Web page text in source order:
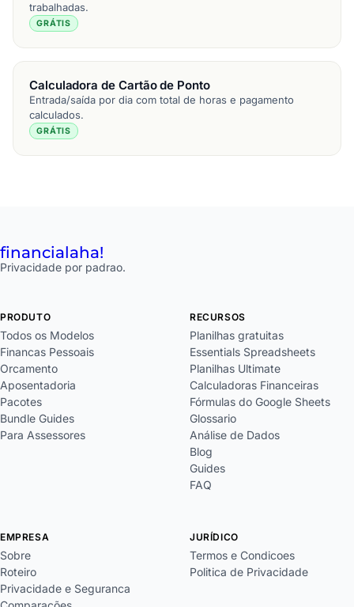
trabalhadas.
GRÁTIS
Calculadora de Cartão de Ponto
Entrada/saída por dia com total de horas e pagamento
calculados.
GRÁTIS
financialaha!
Privacidade por padrao.
PRODUTO
Todos os Modelos
Financas Pessoais
Orcamento
Aposentadoria
Pacotes
Bundle Guides
Para Assessores
RECURSOS
Planilhas gratuitas
Essentials Spreadsheets
Planilhas Ultimate
Calculadoras Financeiras
Fórmulas do Google Sheets
Glossario
Análise de Dados
Blog
Guides
FAQ
EMPRESA
Sobre
Roteiro
Privacidade e Seguranca
JURÍDICO
Termos e Condicoes
Politica de Privacidade